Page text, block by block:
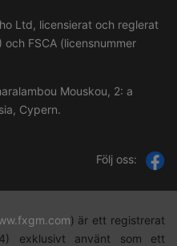
Ltd, licensierat och reglerat
och FSCA (licensnummer
Mouskou, 2: a
Cypern.
Följ oss:
) är ett registrerat
exklusivt använt som ett